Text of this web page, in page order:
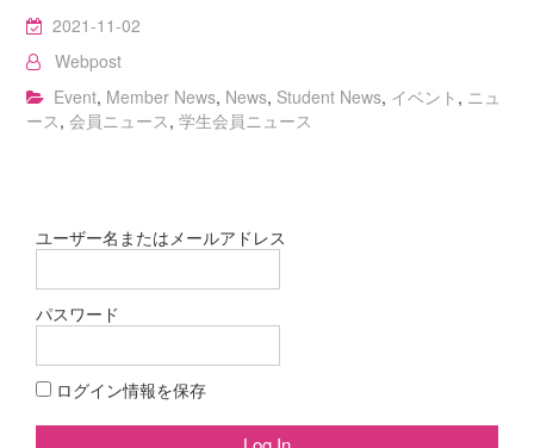
2021-11-02
Webpost
Event, Member News, News, Student News, イベント , ニュ
ース,会員ニュース,学生会員ニュース
ユーザー名またはメールアドレス
パスワード
ログイン情報を保存